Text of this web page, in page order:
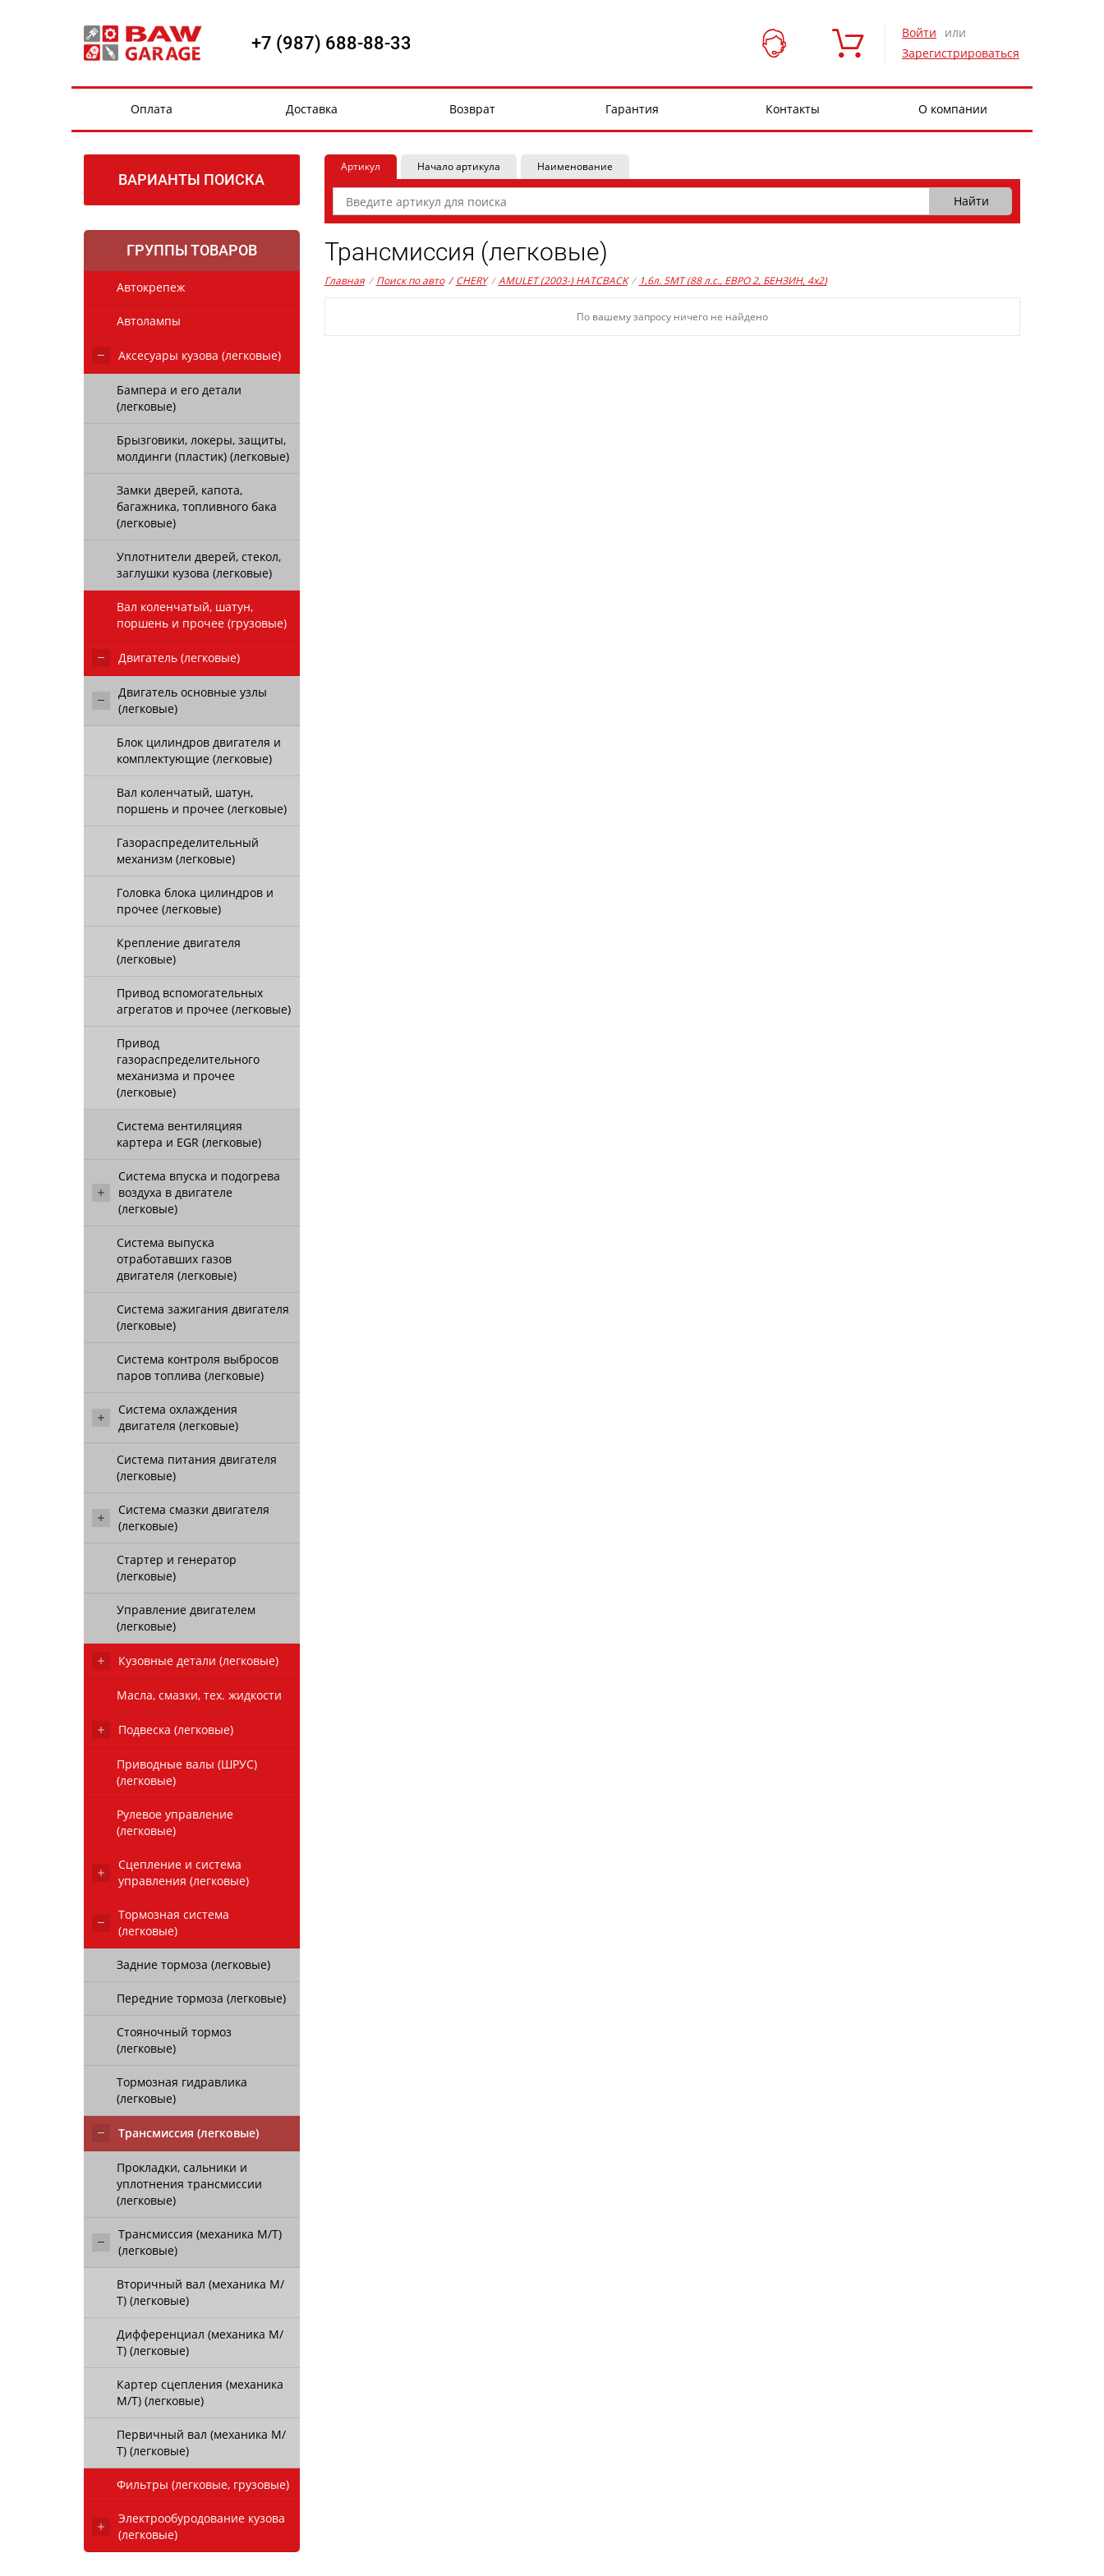
+7 (987) 688-88-33 Войти
или
Зарегистрироваться
Оплата Доставка Возврат Гарантия Контакты О компании
ВАРИАНТЫ ПОИСКА
ГРУППЫ ТОВАРОВ
Автокрепеж
Автолампы
Аксесуары кузова (легковые)
Бампера и его детали
(легковые)
Брызговики, локеры, защиты,
молдинги (пластик) (легковые)
Замки дверей, капота,
багажника, топливного бака
(легковые)
Уплотнители дверей, стекол,
заглушки кузова (легковые)
Вал коленчатый, шатун,
поршень и прочее (грузовые)
Двигатель (легковые)
Двигатель основные узлы
(легковые)
Блок цилиндров двигателя и
комплектующие (легковые)
Вал коленчатый, шатун,
поршень и прочее (легковые)
Газораспределительный
механизм (легковые)
Головка блока цилиндров и
прочее (легковые)
Крепление двигателя
(легковые)
Привод вспомогательных
агрегатов и прочее (легковые)
Привод
газораспределительного
механизма и прочее
(легковые)
Система вентиляцияя
картера и EGR (легковые)
Система впуска и подогрева
воздуха в двигателе
(легковые)
Система выпуска
отработавших газов
двигателя (легковые)
Система зажигания двигателя
(легковые)
Система контроля выбросов
паров топлива (легковые)
Система охлаждения
двигателя (легковые)
Система питания двигателя
(легковые)
Система смазки двигателя
(легковые)
Стартер и генератор
(легковые)
Управление двигателем
(легковые)
Кузовные детали (легковые)
Масла, смазки, тех. жидкости
Подвеска (легковые)
Приводные валы (ШРУС)
(легковые)
Рулевое управление
(легковые)
Сцепление и система
управления (легковые)
Тормозная система
(легковые)
Задние тормоза (легковые)
Передние тормоза (легковые)
Стояночный тормоз
(легковые)
Тормозная гидравлика
(легковые)
Трансмиссия (легковые)
Прокладки, сальники и
уплотнения трансмиссии
(легковые)
Трансмиссия (механика М/Т)
(легковые)
Вторичный вал (механика М/
Т) (легковые)
Дифференциал (механика М/
Т) (легковые)
Картер сцепления (механика
М/Т) (легковые)
Первичный вал (механика М/
Т) (легковые)
Фильтры (легковые, грузовые)
Электрообуродование кузова
(легковые)
Артикул Начало артикула Наименование
Трансмиссия (легковые)
Главная / Поиск по авто / CHERY / AMULET (2003-) HATCBACK / 1,6л. 5MT (88 л.с., ЕВРО 2, БЕНЗИН, 4x2)
По вашему запросу ничего не найдено